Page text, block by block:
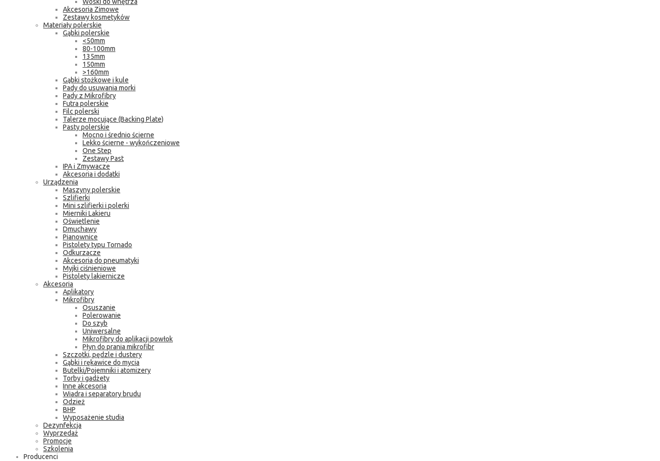
Akcesoria Zimowe
Zestawy kosmetyków
Materiały polerskie
Gąbki polerskie
<50mm
80-100mm
135mm
150mm
>160mm
Gąbki stożkowe i kule
Pady do usuwania morki
Pady z Mikrofibry
Futra polerskie
Filc polerski
Talerze mocujące (Backing Plate)
Pasty polerskie
Mocno i średnio ścierne
Lekko ścierne - wykończeniowe
One Step
Zestawy Past
IPA i Zmywacze
Akcesoria i dodatki
Urządzenia
Maszyny polerskie
Szlifierki
Mini szlifierki i polerki
Mierniki Lakieru
Oświetlenie
Dmuchawy
Pianownice
Pistolety typu Tornado
Odkurzacze
Akcesoria do pneumatyki
Myjki ciśnieniowe
Pistolety lakiernicze
Akcesoria
Aplikatory
Mikrofibry
Osuszanie
Polerowanie
Do szyb
Uniwersalne
Mikrofibry do aplikacji powłok
Płyn do prania mikrofibr
Szczotki, pędzle i dustery
Gąbki i rękawice do mycia
Butelki/Pojemniki i atomizery
Torby i gadżety
Inne akcesoria
Wiadra i separatory brudu
Odzież
BHP
Wyposażenie studia
Dezynfekcja
Wyprzedaż
Promocje
Szkolenia
Producenci